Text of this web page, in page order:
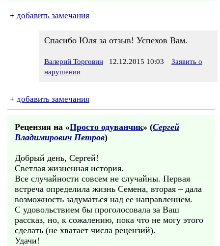
+ добавить замечания
Спасибо Юля за отзыв! Успехов Вам.
Валерий Торговин 12.12.2015 10:03
Заявить о
нарушении
+ добавить замечания
Рецензия на «Просто одуванчик» (Сергей
Владимирович Петров)
Добрый день, Сергей!
Светлая жизненная история.
Все случайности совсем не случайны. Первая
встреча определила жизнь Семена, вторая – дала
возможность задуматься над ее направлением.
С удовольствием бы проголосовала за Ваш
рассказ, но, к сожалению, пока что не могу этого
сделать (не хватает числа рецензий).
Удачи!